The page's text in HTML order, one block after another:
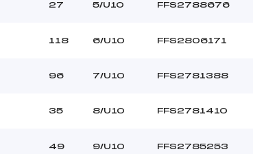
–
27 5/U10 FFS2788676
118 6/U10 FFS2806171
96 7/U10 FFS2781388
35 8/U10 FFS2781410
49 9/U10 FFS2785253